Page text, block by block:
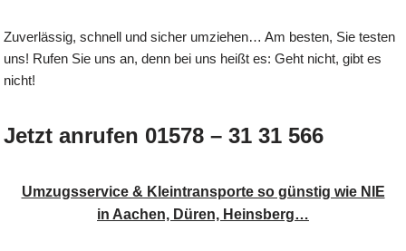
Zuverlässig, schnell und sicher umziehen… Am besten, Sie testen
uns! Rufen Sie uns an, denn bei uns heißt es: Geht nicht, gibt es
nicht!
Jetzt anrufen 01578 – 31 31 566
Umzugsservice & Kleintransporte so günstig wie NIE
in Aachen, Düren, Heinsberg…